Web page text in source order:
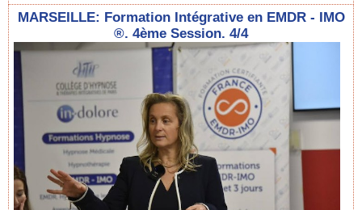
MARSEILLE: Formation Intégrative en EMDR - IMO
®. 4ème Session. 4/4